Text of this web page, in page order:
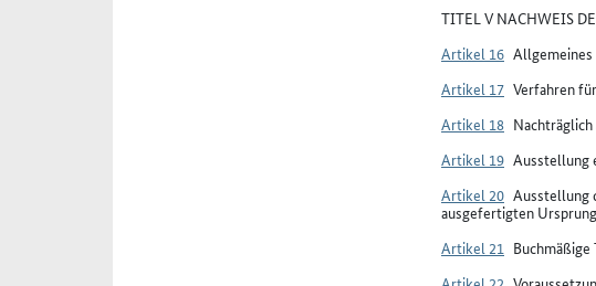
TITEL V NACHWEIS
Artikel 16 Allgemeines
Artikel 17 Verfahren
Artikel 18
Artikel 19 Ausstellung
Artikel 20 Ausstellung
ausgefertigten
Artikel 21 Buchmäßige